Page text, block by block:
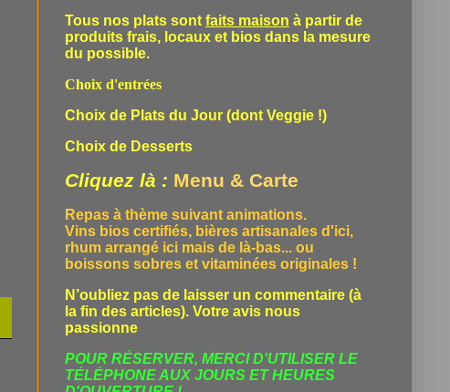
Tous nos plats sont faits maison à partir de
produits frais, locaux et bios dans la mesure
du possible.
Choix d'entrées
Choix de Plats du Jour (dont Veggie !)
Choix de Desserts
Cliquez là : Menu & Carte
Repas à thème suivant animations.
Vins bios certifiés, bières artisanales d'ici,
rhum arrangé ici mais de là-bas... ou
boissons sobres et vitaminées originales !
N’oubliez pas de laisser un commentaire (à
la fin des articles). Votre avis nous
passionne
POUR RÉSERVER, MERCI D'UTILISER LE
TÉLÉPHONEAUX JOURS ET HEURES